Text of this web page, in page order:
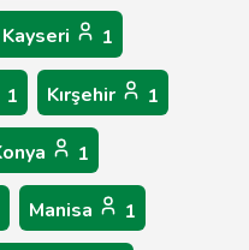
Kayseri 1
1 Kırşehir 1
1
Manisa 1